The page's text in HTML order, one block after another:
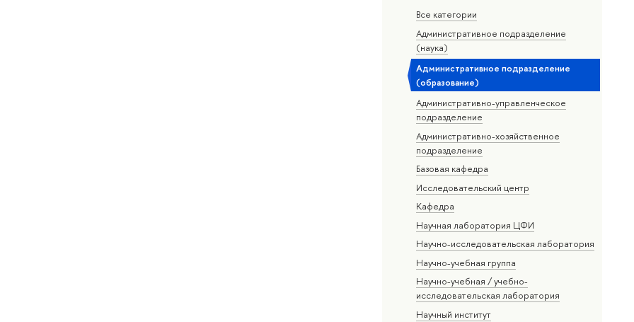
Все категории
Административное подразделение
(наука)
Административное подразделение
(образование)
Административно-управленческое
подразделение
Административно-хозяйственное
подразделение
Базовая кафедра
Исследовательский центр
Кафедра
Научная лаборатория ЦФИ
Научно-исследовательская лаборатория
Научно-учебная группа
Научно-учебная / учебно-
исследовательская лаборатория
Научный институт